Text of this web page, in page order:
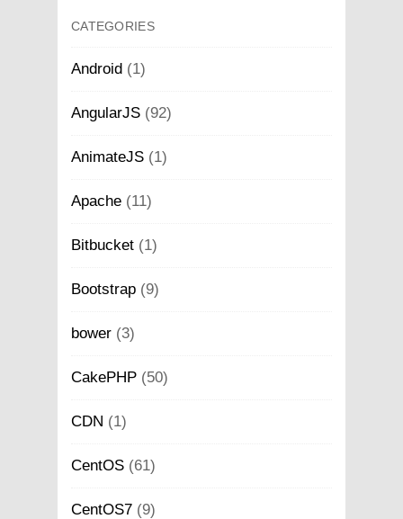
CATEGORIES
Android (1)
AngularJS (92)
AnimateJS (1)
Apache (11)
Bitbucket (1)
Bootstrap (9)
bower (3)
CakePHP (50)
CDN (1)
CentOS (61)
CentOS7 (9)